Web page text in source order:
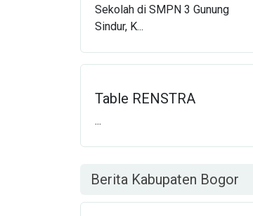
Sekolah di SMPN 3 Gunung
Sindur, K...
Table RENSTRA
...
Berita Kabupaten Bogor